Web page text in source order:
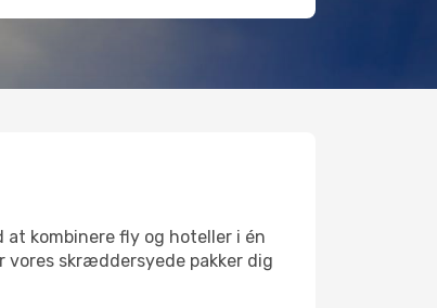
kombinere fly og hoteller i én
skræddersyede pakker dig